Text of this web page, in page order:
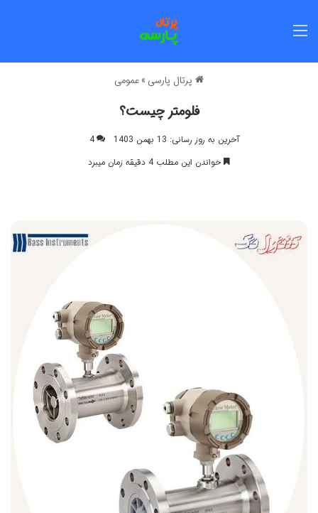
پرتال پارسی »عمومی
فلومتر چیست؟
آخرین به روز رسانی: 13 بهمن 1403
4
خواندن این مطلب 4 دقیقه زمان میبرد